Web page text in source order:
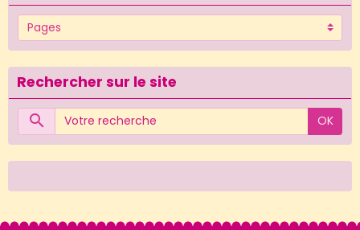
Rechercher sur le site
OK